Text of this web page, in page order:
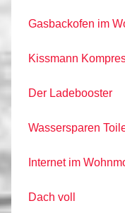
Gasbackofen im
Kissmann
Der Ladebooster
Wassersparen
Internet im
Dach voll